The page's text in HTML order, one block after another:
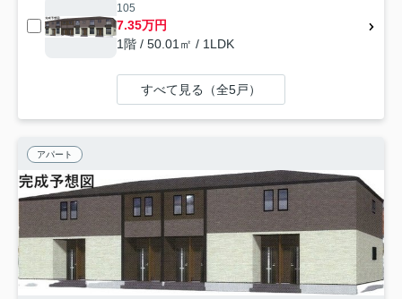
105
7.35万円
1階 / 50.01㎡ / 1LDK
すべて見る（全5戸）
アパート